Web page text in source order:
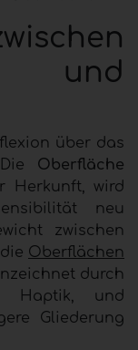
und
über das
Oberfläche
Herkunft, wird
neu
zwischen
Oberflächen
durch
Haptik, und
Gliederung